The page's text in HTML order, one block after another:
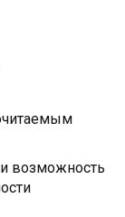
возможность